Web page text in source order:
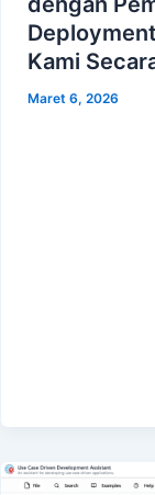
Kami
Maret 6, 2026